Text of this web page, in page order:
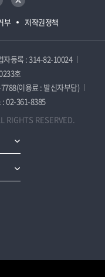
부 저작권정책
자등록 : 314-82-10024
호
이용료 : 발신자부담)
: 02-361-8385
RIGHTS RESERVED.